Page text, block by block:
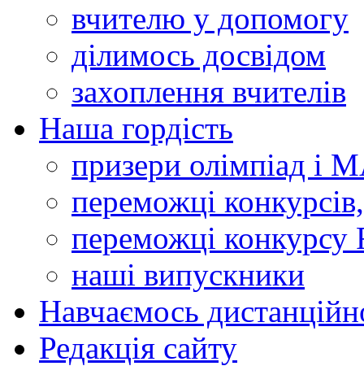
вчителю у допомогу
ділимось досвідом
захоплення вчителів
Наша гордість
призери олімпіад і
переможці
переможці конкурсу
наші випускники
Навчаємось
Редакція сайту